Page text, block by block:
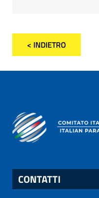
< INDIETRO
CONTATTI